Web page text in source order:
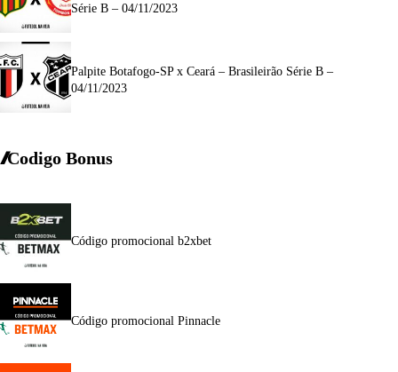
Série B – 04/11/2023
Palpite Botafogo-SP x Ceará – Brasileirão Série B –
04/11/2023
Codigo Bonus
Código promocional b2xbet
Código promocional Pinnacle